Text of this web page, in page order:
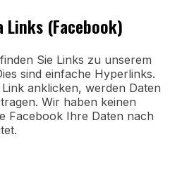
Links (Facebook)
Sie Links zu unserem
sind einfache Hyperlinks.
anklicken, werden Daten
Wir haben keinen
Facebook Ihre Daten nach